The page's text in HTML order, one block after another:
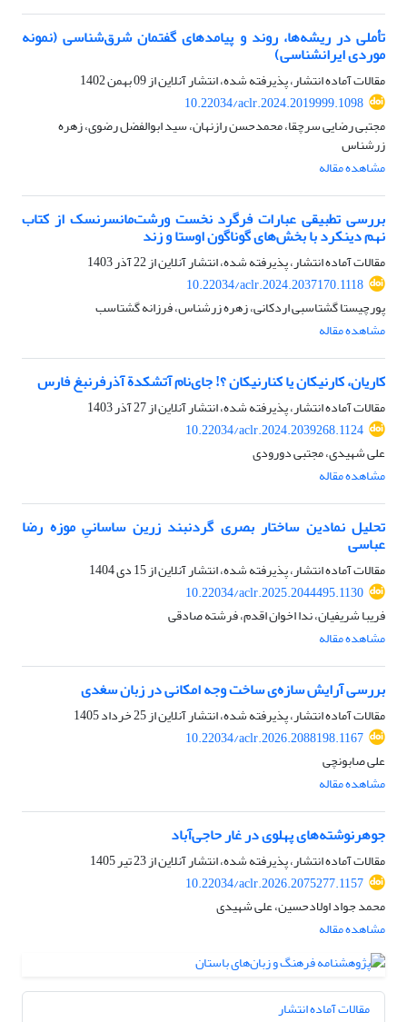
تأملی در ریشه‌ها، روند و پیامدهای گفتمان شرق‌شناسی (نمونه
موردی ایرانشناسی)
مقالات آماده انتشار، پذیرفته شده، انتشار آنلاین از09 بهمن 1402
10.22034/aclr.2024.2019999.1098
مجتبی رضایی سرچقا، محمدحسن رازنهان، سید ابوالفضل رضوی، زهره
زرشناس
مشاهده مقاله
بررسی تطبیقی عبارات فرگرد نخست ورشت‌مانسرنسک از کتاب
نهم دینکرد با بخش‌های گوناگون اوستا و زند
مقالات آماده انتشار، پذیرفته شده، انتشار آنلاین از22 آذر 1403
10.22034/aclr.2024.2037170.1118
پورچیستا گشتاسبی اردکانی، زهره زرشناس، فرزانه گشتاسب
مشاهده مقاله
کاریان، کارنیکان یا کنارنیکان ؟! جای‌نام آتشکدة آذرفرنبغ فارس
مقالات آماده انتشار، پذیرفته شده، انتشار آنلاین از27 آذر 1403
10.22034/aclr.2024.2039268.1124
علی شهیدی، مجتبی دورودی
مشاهده مقاله
تحلیل نمادین ساختار بصری گردنبند زرین ساسانیِ موزه رضا
عباسی
مقالات آماده انتشار، پذیرفته شده، انتشار آنلاین از15 دی 1404
10.22034/aclr.2025.2044495.1130
فریبا شریفیان، ندا اخوان اقدم، فرشته صادقی
مشاهده مقاله
بررسی آرایش سازه‌ی ساخت وجه امکانی در زبان سغدی
مقالات آماده انتشار، پذیرفته شده، انتشار آنلاین از25 خرداد 1405
10.22034/aclr.2026.2088198.1167
علی صابونچی
مشاهده مقاله
جوهرنوشته‌های پهلوی در غار حاجی‌آباد
مقالات آماده انتشار، پذیرفته شده، انتشار آنلاین از23 تیر 1405
10.22034/aclr.2026.2075277.1157
محمد جواد اولادحسین، علی شهیدی
مشاهده مقاله
مقالات آماده انتشار